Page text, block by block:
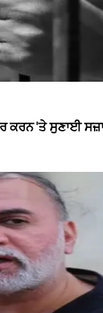
ਕਰਨ 'ਤੇ ਸੁਣਾਈ